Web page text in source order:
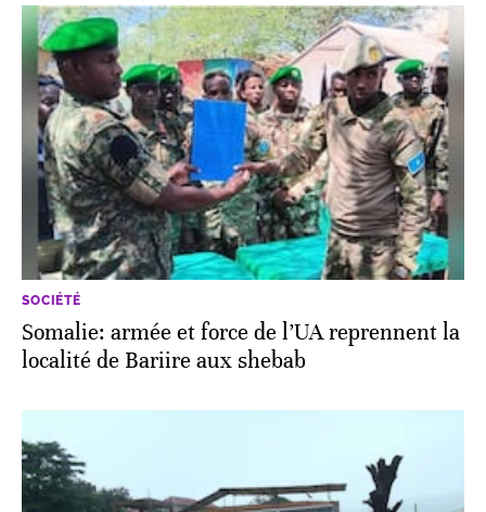
SOCIÉTÉ
Somalie: armée et force de l’UA reprennent la
localité de Bariire aux shebab